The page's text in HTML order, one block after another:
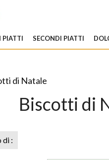
PIATTI SECONDI PIATTI
di Natale
Biscotti di
di :